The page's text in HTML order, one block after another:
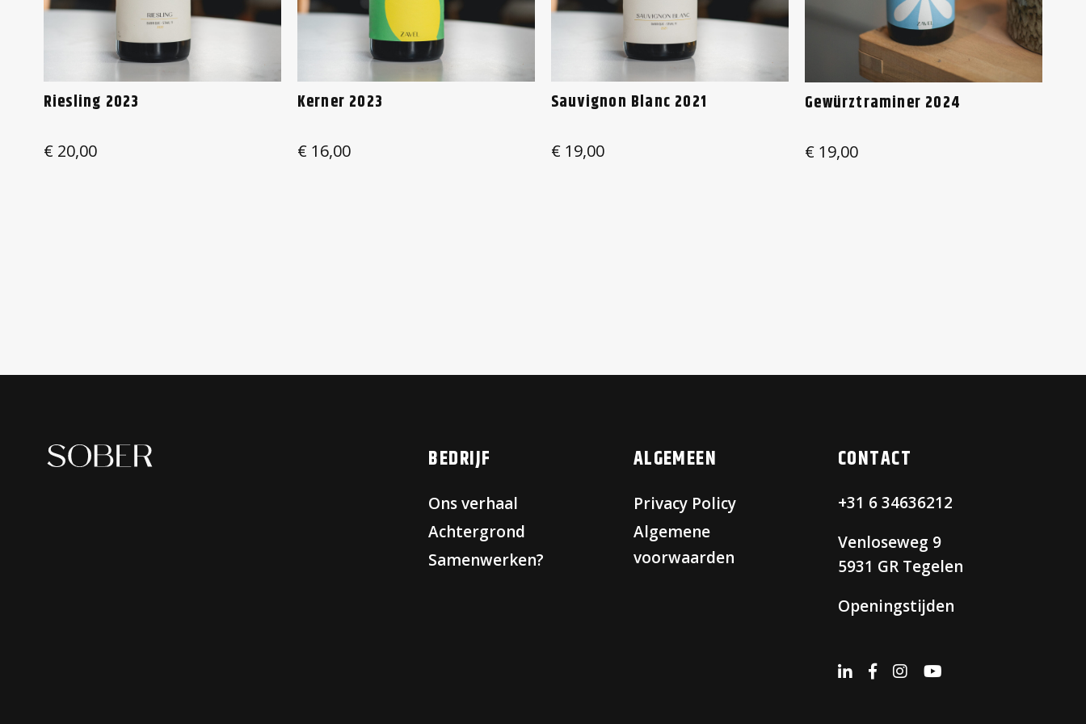
Riesling 2023
€ 20,00
Kerner 2023
€ 16,00
Sauvignon Blanc 2021
€ 19,00
Gewürztraminer 2024
€ 19,00
BEDRIJF
Ons verhaal
Achtergrond
Samenwerken?
ALGEMEEN
Privacy Policy
Algemene
voorwaarden
CONTACT
+31 6 34636212
Venloseweg 9
5931 GR Tegelen
Openingstijden